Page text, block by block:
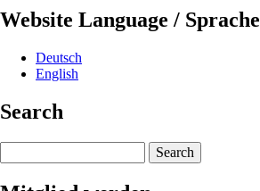
Website Language / Sprache
Deutsch
English
Search